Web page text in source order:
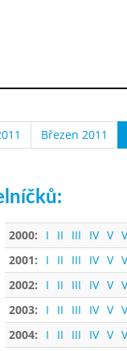
Březen 2011
2000: I II III IV V
2001:
I II III IV V
2002:
I II III IV V
2003:
I II III IV V
2004:
I II III IV V